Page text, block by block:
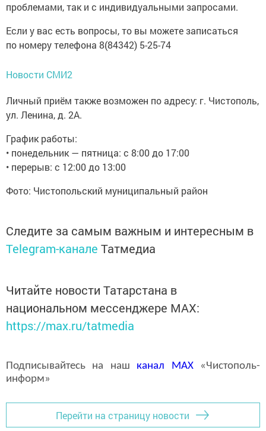
проблемами, так и с индивидуальными запросами.
Если у вас есть вопросы, то вы можете записаться
по номеру телефона 8(84342) 5-25-74
Новости СМИ2
Личный приём также возможен по адресу: г. Чистополь,
ул. Ленина, д. 2А.
График работы:
• понедельник — пятница: с 8:00 до 17:00
• перерыв: с 12:00 до 13:00
Фото: Чистопольский муниципальный район
Следите за самым важным и интересным в
Telegram-канале Татмедиа
Читайте новости Татарстана в
национальном мессенджере MАХ:
https://max.ru/tatmedia
Подписывайтесь на наш канал MAX«Чистополь-
информ»
Перейти на страницу новости